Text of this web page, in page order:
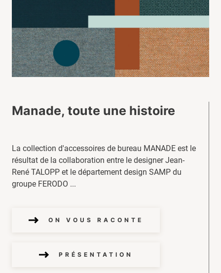
Manade, toute une histoire
La collection d'accessoires de bureau MANADE est le
résultat de la collaboration entre le designer Jean-
René TALOPP et le département design SAMP du
groupe FERODO ...
ON VOUS RACONTE
PRÉSENTATION